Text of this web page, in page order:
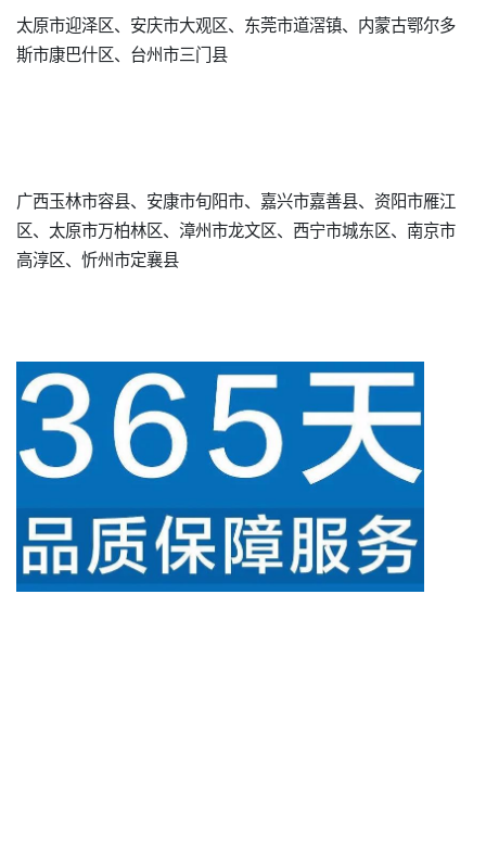
太原市迎泽区、安庆市大观区、东莞市道滘镇、内蒙古鄂尔多
斯市康巴什区、台州市三门县
广西玉林市容县、安康市旬阳市、嘉兴市嘉善县、资阳市雁江
区、太原市万柏林区、漳州市龙文区、西宁市城东区、南京市
高淳区、忻州市定襄县